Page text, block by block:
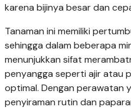
karena bijinya besar dan
Tanaman ini memiliki
sehingga dalam beberapa
menunjukkan sifat
penyangga seperti ajir atau
optimal. Dengan perawatan
penyiraman rutin dan